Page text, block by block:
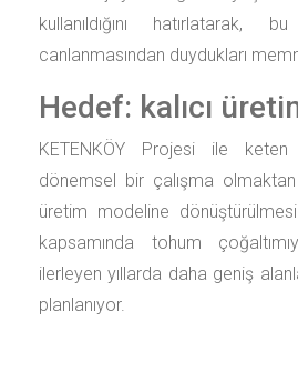
kullanıldığını hatırlatarak,
canlanmasından duydukları
Hedef: kalıcı
KETENKÖY Projesi ile keten
dönemsel bir çalışma olmaktan
üretim modeline
kapsamında tohum
ilerleyen yıllarda daha geniş
planlanıyor.